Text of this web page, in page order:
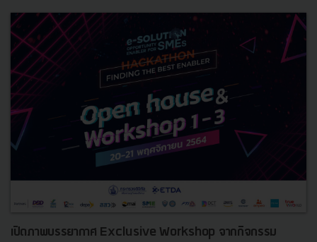
เปิดภาพบรรยากาศ Exclusive Workshop จากกิจกรรม